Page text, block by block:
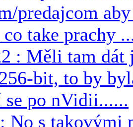
predajcom
take prachy
: Měli tam dát
bit, to by
se po nVidii......
No s takovými